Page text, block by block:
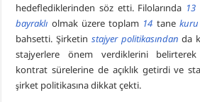
hedeflediklerinden söz etti. Filolarında 13
bayraklı olmak üzere toplam 14 tane
bahsetti. Şirketin stajyer politikasından da
stajyerlere önem verdiklerini
kontrat sürelerine de açıklık getirdi ve
şirket politikasına dikkat çekti.